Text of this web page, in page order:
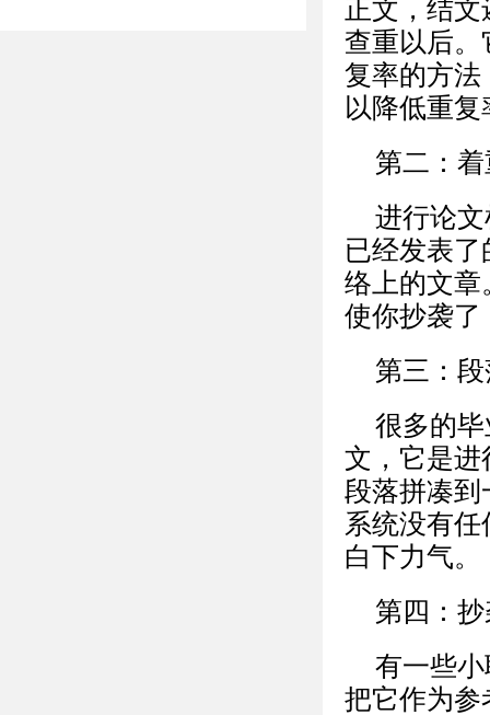
正文，结
查重以后。
复率的方法
以降低重复
第二：
进行论
已经发表
络上的文章
使你抄袭了
第三：
很多的
文，它是进
段落拼凑到
系统没有
白下力气。
第四：
有一些
把它作为参